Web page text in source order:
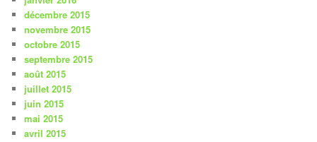
décembre 2015
novembre 2015
octobre 2015
septembre 2015
août 2015
juillet 2015
juin 2015
mai 2015
avril 2015